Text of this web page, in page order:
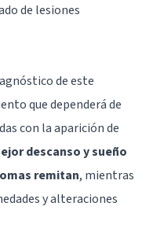
de lesiones
de este
que dependerá de
con la aparición de
descanso y sueño
remitan, mientras
y alteraciones